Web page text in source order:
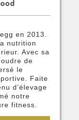
en 2013.
nutrition
Avec sa
de
le
Faite
d’élevage
notre
fitness.